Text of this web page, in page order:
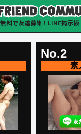
無料で友達募集！LINE掲示板
No.2